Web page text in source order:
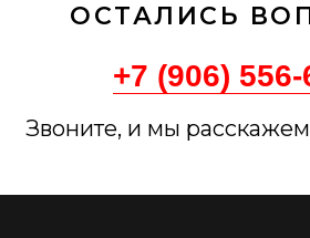
ОСТАЛИСЬ
+7 (906) 556-
Звоните, и мы